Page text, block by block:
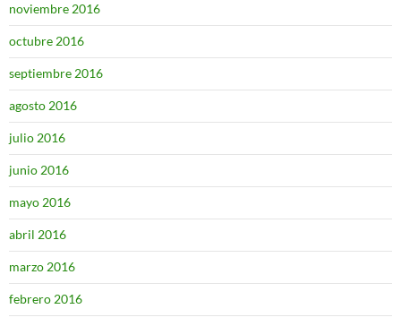
noviembre 2016
octubre 2016
septiembre 2016
agosto 2016
julio 2016
junio 2016
mayo 2016
abril 2016
marzo 2016
febrero 2016